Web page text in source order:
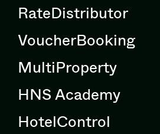
RateDistributor
VoucherBooking
MultiProperty
HNS Academy
HotelControl